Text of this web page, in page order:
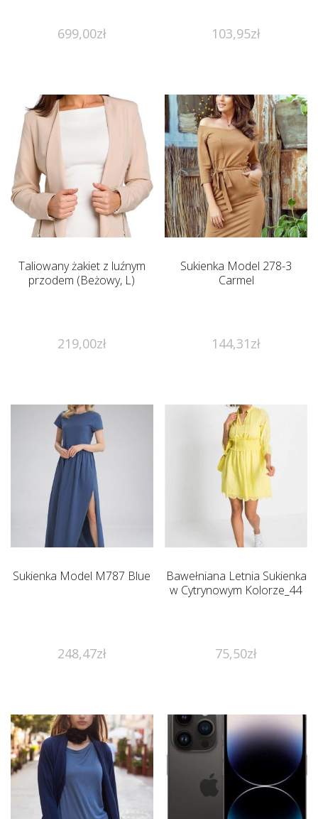
699,00zł 103,95zł
Taliowany żakiet z luźnym
przodem (Beżowy, L)
219,00zł
Sukienka Model 278-3
Carmel
144,31zł
Sukienka Model M787 Blue
248,47zł
Bawełniana Letnia Sukienka
w Cytrynowym Kolorze_44
75,50zł